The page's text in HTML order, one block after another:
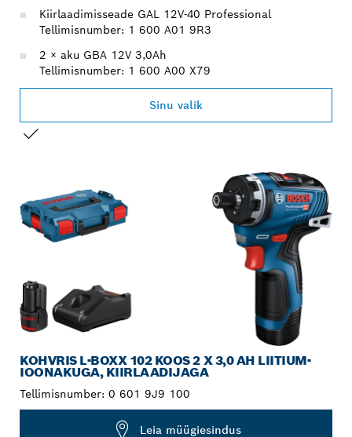
Kiirlaadimisseade GAL 12V-40 Professional
Tellimisnumber: 1 600 A01 9R3
2 × aku GBA 12V 3,0Ah
Tellimisnumber: 1 600 A00 X79
Sinu valik
KOHVRIS L-BOXX 102 KOOS 2 X 3,0 AH LIITIUM-
IOONAKUGA, KIIRLAADIJAGA
Tellimisnumber: 0 601 9J9 100
Leia müügiesindus